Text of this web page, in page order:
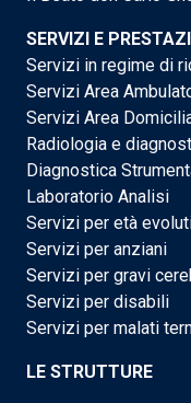
SERVIZI E
Servizi in regime di
Servizi Area
Servizi Area
Radiologia e
Diagnostica
Laboratorio Analisi
Servizi per età
Servizi per anziani
Servizi per gravi
Servizi per disabili
Servizi per malati
LE STRUTTURE